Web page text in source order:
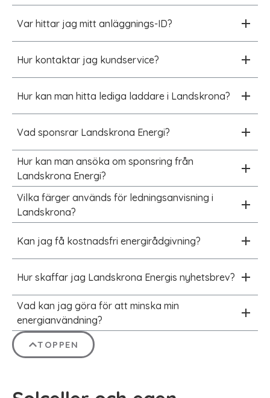
Var hittar jag mitt anläggnings-ID?
Hur kontaktar jag kundservice?
Hur kan man hitta lediga laddare i Landskrona?
Vad sponsrar Landskrona Energi?
Hur kan man ansöka om sponsring från
Landskrona Energi?
Vilka färger används för ledningsanvisning i
Landskrona?
Kan jag få kostnadsfri energirådgivning?
Hur skaffar jag Landskrona Energis nyhetsbrev?
Vad kan jag göra för att minska min
energianvändning?
TOPPEN